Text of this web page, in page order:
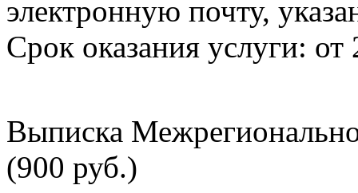
электронную почту,
Срок оказания услуги: от
Выписка
(900 руб.)